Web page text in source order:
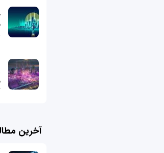
آخرین